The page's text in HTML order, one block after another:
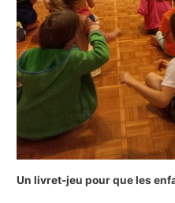
Un livret-jeu pour que les